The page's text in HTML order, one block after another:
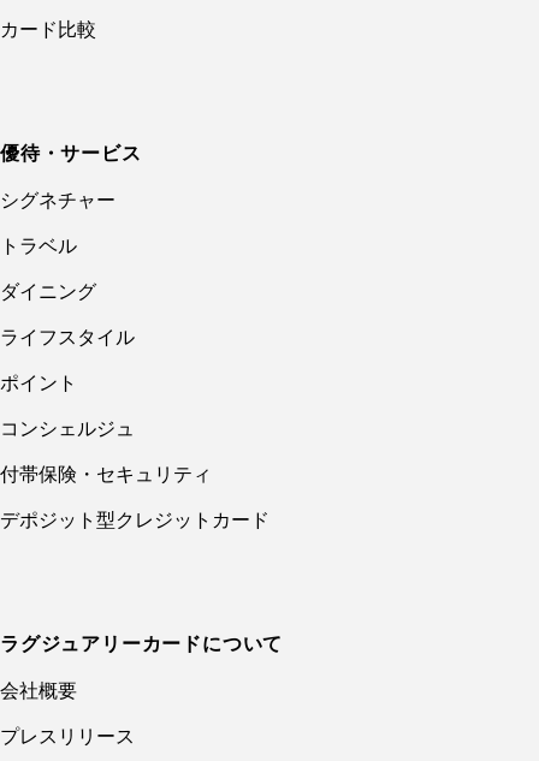
カード⽐較
優待・サービス
シグネチャー
トラベル
ダイニング
ライフスタイル
ポイント
コンシェルジュ
付帯保険・セキュリティ
デポジット型クレジットカード
ラグジュアリーカードについて
会社概要
プレスリリース